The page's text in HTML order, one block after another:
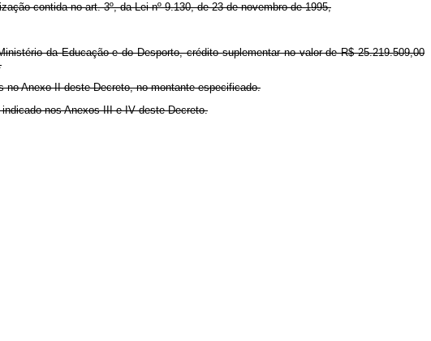
contida no art. 3º, da Lei nº 9.130, de 23 de novembro de 1995,
da Educação e do Desporto, crédito suplementar no valor de R$ 25.219.509,00
no Anexo II deste Decreto, no montante especificado.
nos Anexos III e IV deste Decreto.